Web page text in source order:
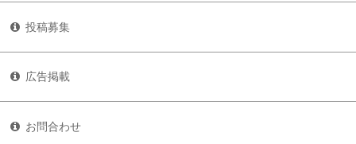
投稿募集
広告掲載
お問合わせ